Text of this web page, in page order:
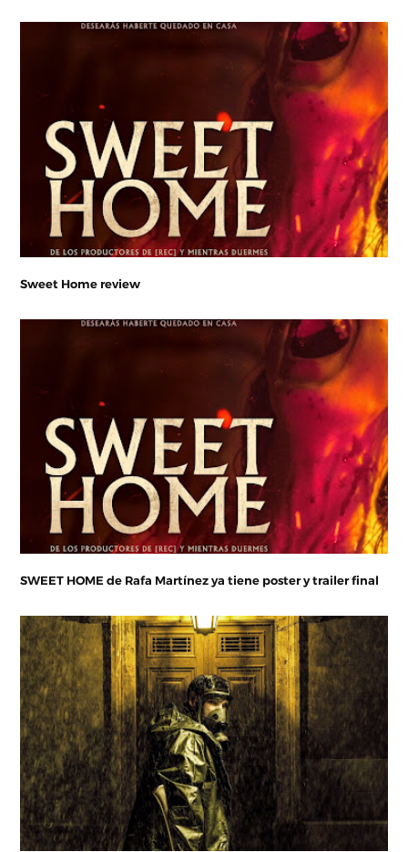
Sweet Home review
SWEET HOME de Rafa Martínez ya tiene poster y trailer final